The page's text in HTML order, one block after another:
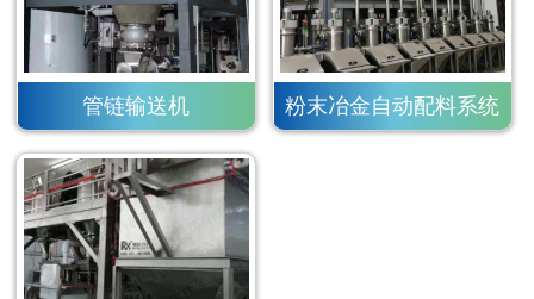
管链输送机 粉末冶金自动配料系统